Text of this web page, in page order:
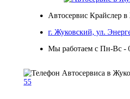
Автосервис Крайслер
г. Жуковский, ул.
Мы работаем с Пн-Вc -
55